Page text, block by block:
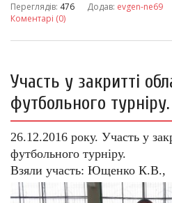
Переглядів: 476 Додав: evgen-ne69
Коментарі (0)
Участь у закритті
футбольного турніру.
26.12.2016 року. Участь у
футбольного турніру.
Взяли участь: Ющенко К.В.,